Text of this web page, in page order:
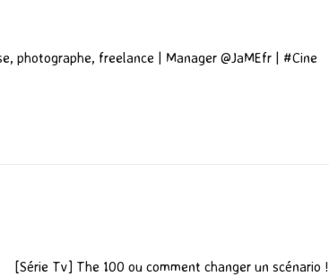
photographe, freelance | Manager @JaMEfr | #Cine
[Série Tv] The 100 ou comment changer un scénario !